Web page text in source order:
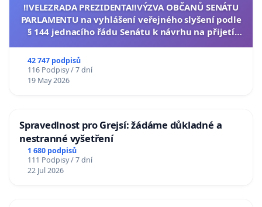
‼️VELEZRADA PREZIDENTA‼️VÝZVA OBČANŮ SENÁTU
PARLAMENTU na vyhlášení veřejného slyšení podle
§ 144 jednacího řádu Senátu k návrhu na přijetí
42 747 podpisů
116 Podpisy / 7 dní
19 May 2026
Spravedlnost pro Grejsí: žádáme důkladné a
nestranné vyšetření
1 680 podpisů
111 Podpisy / 7 dní
22 Jul 2026